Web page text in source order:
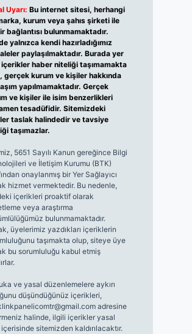
Uyarı: Bu internet sitesi, herhangi
kurum veya şahıs şirketi ile
bağlantısı bulunmamaktadır.
yalnızca kendi hazırladığımız
paylaşılmaktadır. Burada yer
içerikler haber niteliği taşımamakta
gerçek kurum ve kişiler hakkında
yapılmamaktadır. Gerçek
ve kişiler ile isim benzerlikleri
tesadüfidir. Sitemizdeki
taslak halindedir ve tavsiye
taşımazlar.
5651 Sayılı Kanun gereğince Bilgi
ve İletişim Kurumu (BTK)
onaylanmış bir Yer Sağlayıcı
hizmet vermektedir. Bu nedenle,
içerikleri proaktif olarak
veya araştırma
bulunmamaktadır.
üyelerimiz yazdıkları içeriklerin
taşımakta olup, siteye üye
bu sorumluluğu kabul etmiş
ve yasal düzenlemelere aykırı
düşündüğünüz içerikleri,
adresine
halinde, ilgili içerikler yasal
sitemizden kaldırılacaktır.